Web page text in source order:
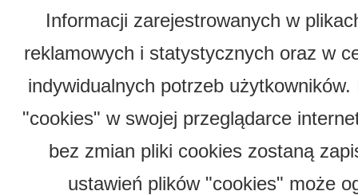
Informacji zarejestrowanych w
reklamowych i statystycznych oraz w
indywidualnych potrzeb
"cookies" w swojej przeglądarce
bez zmian pliki cookies zostaną
ustawień plików "cookies" może